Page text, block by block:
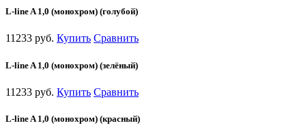
L-line A 1,0 (монохром) (голубой)
11233 руб. Купить Сравнить
L-line A 1,0 (монохром) (зелёный)
11233 руб. Купить Сравнить
L-line A 1,0 (монохром) (красный)